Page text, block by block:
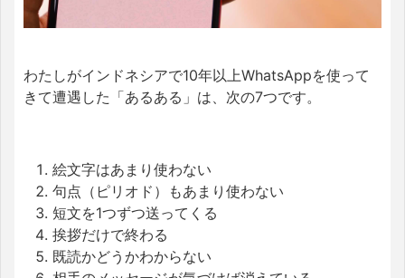
わたしがインドネシアで10年以上WhatsAppを使って
きて遭遇した「あるある」は、次の7つです。
絵文字はあまり使わない
句点（ピリオド）もあまり使わない
短文を1つずつ送ってくる
挨拶だけで終わる
既読かどうかわからない